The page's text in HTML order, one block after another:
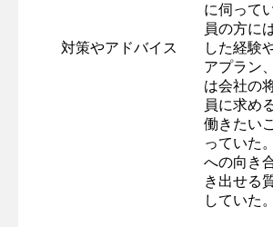
対策やアドバイス
に伺って
員の方に
した経験
アプラン
は会社の
員に求め
働きたい
っていた
への向き
き出せる
していた。